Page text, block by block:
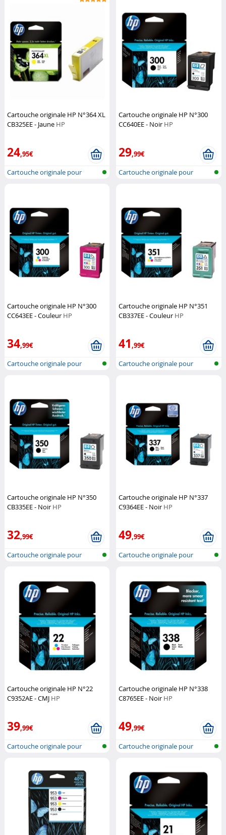
Cartouche originale HP N°364 XL
CB325EE - Jaune HP
24,95€
Cartouche originale pour
Cartouche originale HP N°300
CC640EE - Noir HP
29,99€
Cartouche originale pour
Cartouche originale HP N°300
CC643EE - Couleur HP
34,99€
Cartouche originale pour
Cartouche originale HP N°351
CB337EE - Couleur HP
41,99€
Cartouche originale pour
Cartouche originale HP N°350
CB335EE - Noir HP
32,99€
Cartouche originale pour
Cartouche originale HP N°337
C9364EE - Noir HP
49,99€
Cartouche originale pour
Cartouche originale HP N°22
C9352AE - CMJ HP
39,99€
Cartouche originale pour
Cartouche originale HP N°338
C8765EE - Noir HP
49,99€
Cartouche originale pour